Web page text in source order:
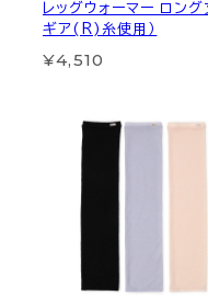
レッグウォーマー ロング
ギア(R)糸使用）
¥4,510